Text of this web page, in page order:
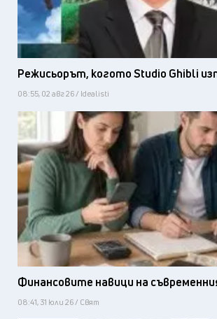
Режисьорът, когото Studio Ghibli
08:55, 02 авг 26 / Idealisti
Финансовите навици на
08:41, 31 юли 26 / Свят